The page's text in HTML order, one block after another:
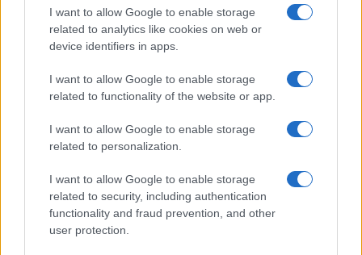
I want to allow Google to enable storage
related to analytics like cookies on web or
device identifiers in apps.
I want to allow Google to enable storage
related to functionality of the website or app.
I want to allow Google to enable storage
related to personalization.
I want to allow Google to enable storage
related to security, including authentication
functionality and fraud prevention, and other
user protection.
propria squadra del cuore. C’è chi fa parte della
“sparuta minoranza” di laziali che l’hanno
confermato senza lasciarsi condizionare dallo
scontro tra Lotito e i tifosie c’è chi deve fare i
conti con un “contratto” da sottoscrivere con
. Sì, perché chi acquistaun
abbonamentoin un certo senso firma
un
rispettare alcune regole.
Il nuovo regolamento abbonamenti del Como